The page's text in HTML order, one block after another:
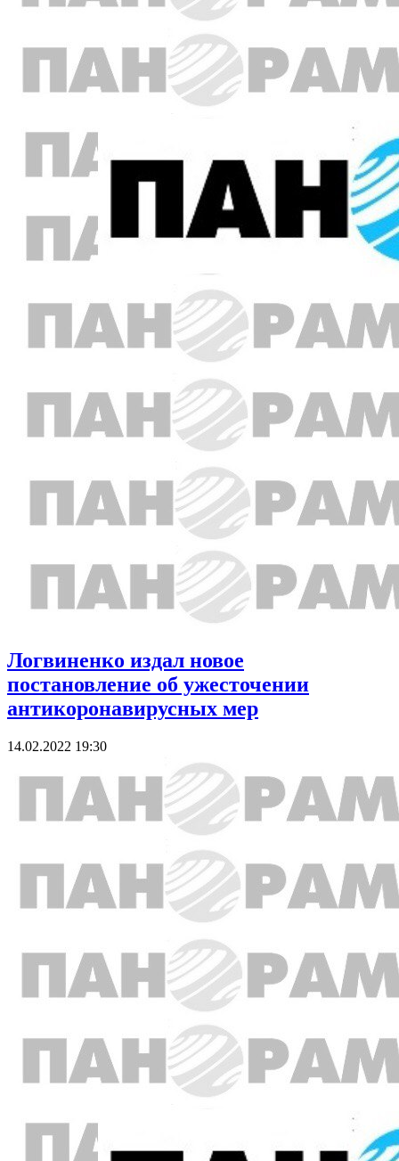
Логвиненко издал новое
постановление об ужесточении
антикоронавирусных мер
14.02.2022 19:30